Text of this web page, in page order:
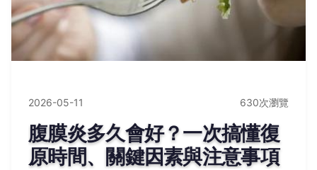
2026-05-11 630次瀏覽
腹膜炎多久會好？一次搞懂復
原時間、關鍵因素與注意事項